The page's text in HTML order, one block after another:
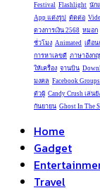
Festival Flashlight นัก
App แต่งรูป
ตัดต่อ
ดวงการเงิน 2568 หมอก
ชั่วโมง Animated เดือ
การหาเลขดี ภาษาอังกฤ
ให้เครื่อง จานบิน
มงคล Facebook Groups
ตัวผู้ Candy Crush เล่นยั
กันยายน Ghost In The
Home
Gadget
Travel